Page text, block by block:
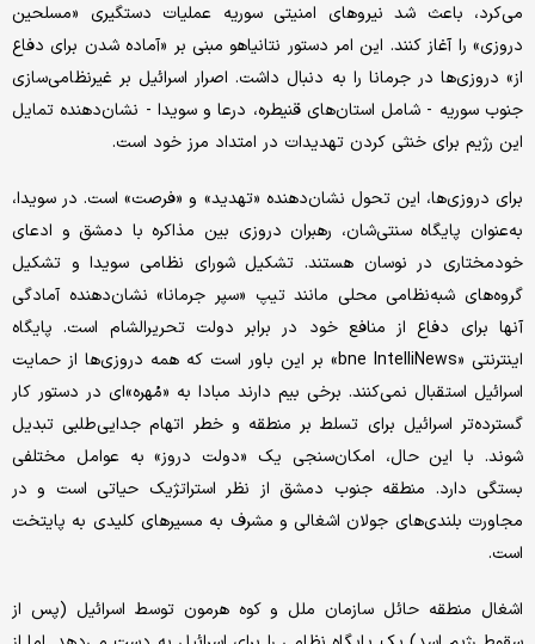
می‌کرد، باعث شد نیروهای امنیتی سوریه عملیات دستگیری «مسلحین
دروزی» را آغاز کنند. این امر دستور نتانیاهو مبنی بر «آماده شدن برای دفاع
از» دروزی‌ها در جرمانا را به دنبال داشت. اصرار اسرائیل بر غیرنظامی‌سازی
جنوب سوریه - شامل استان‌های قنیطره، درعا و سویدا - نشان‌دهنده‌ تمایل
این رژیم برای خنثی کردن تهدیدات در امتداد مرز خود است.
برای دروزی‌ها، این تحول نشان‌دهنده‌ «تهدید» و «فرصت» است. در سویدا،
به‌عنوان پایگاه سنتی‌شان، رهبران دروزی بین مذاکره با دمشق و ادعای
خودمختاری در نوسان هستند. تشکیل شورای نظامی سویدا و تشکیل
گروه‌های شبه‌نظامی محلی مانند تیپ «سپر جرمانا» نشان‌دهنده‌ آمادگی
آنها برای دفاع از منافع خود در برابر دولت تحریرالشام است. پایگاه
اینترنتی «bne IntelliNews» بر این باور است که همه دروزی‌ها از حمایت
اسرائیل استقبال نمی‌کنند. برخی بیم دارند مبادا به «مُهره»ای در دستور کار
گسترده‌تر اسرائیل برای تسلط بر منطقه و خطر اتهام جدایی‌طلبی تبدیل
شوند. با این ‌حال، امکان‌سنجی یک «دولت دروز» به عوامل مختلفی
بستگی دارد. منطقه‌ جنوب دمشق از نظر استراتژیک حیاتی است و در
مجاورت بلندی‌های جولان اشغالی و مشرف به مسیرهای کلیدی به پایتخت
است.
اشغال منطقه‌ حائل سازمان ملل و کوه هرمون توسط اسرائیل (پس از